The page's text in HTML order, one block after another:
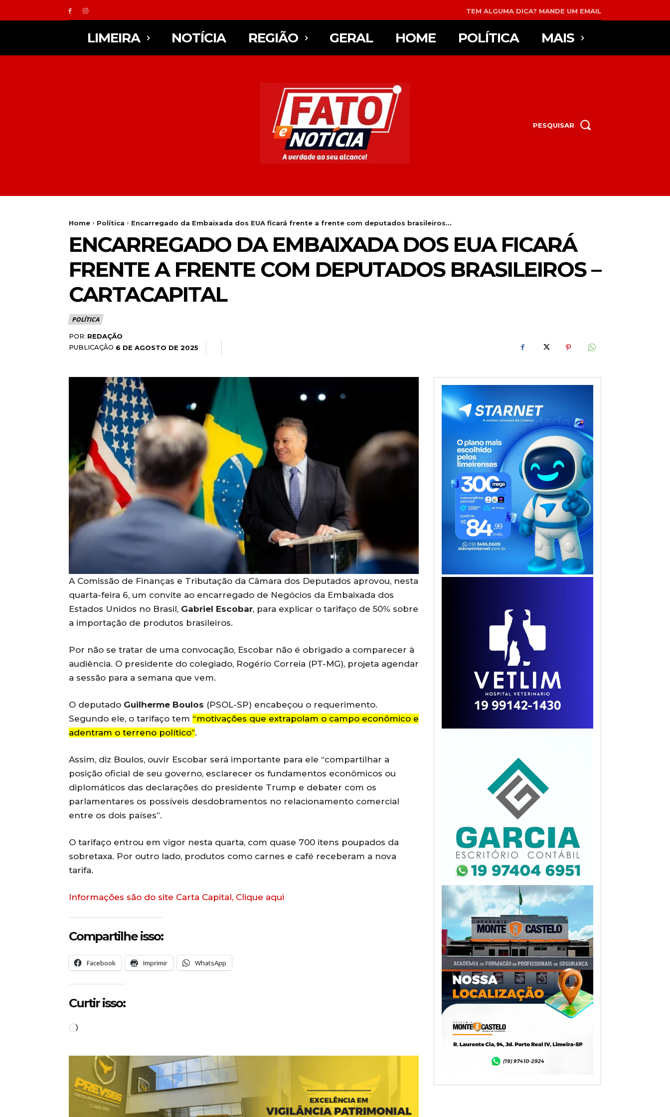
TEM ALGUMA DICA? MANDE UM EMAIL
LIMEIRA NOTÍCIA REGIÃO GERAL HOME POLÍTICA MAIS
PESQUISAR
Home Política Encarregado da Embaixada dos EUA ficará frente a frente com deputados brasileiros...
ENCARREGADO DA EMBAIXADA DOS EUA FICARÁ
FRENTE A FRENTE COM DEPUTADOS BRASILEIROS –
CARTACAPITAL
POLÍTICA
POR: REDAÇÃO
PUBLICAÇÃO 6 DE AGOSTO DE 2025
A Comissão de Finanças e Tributação da Câmara dos Deputados aprovou, nesta
quarta-feira 6, um convite ao encarregado de Negócios da Embaixada dos
Estados Unidos no Brasil, Gabriel Escobar, para explicar o tarifaço de 50% sobre
a importação de produtos brasileiros.
Por não se tratar de uma convocação, Escobar não é obrigado a comparecer à
audiência. O presidente do colegiado, Rogério Correia (PT-MG), projeta agendar
a sessão para a semana que vem.
O deputado Guilherme Boulos (PSOL-SP) encabeçou o requerimento.
Segundo ele, o tarifaço tem “motivações que extrapolam o campo econômico e
adentram o terreno político”.
Assim, diz Boulos, ouvir Escobar será importante para ele “compartilhar a
posição oficial de seu governo, esclarecer os fundamentos econômicos ou
diplomáticos das declarações do presidente Trump e debater com os
parlamentares os possíveis desdobramentos no relacionamento comercial
entre os dois países”.
O tarifaço entrou em vigor nesta quarta, com quase 700 itens poupados da
sobretaxa. Por outro lado, produtos como carnes e café receberam a nova
tarifa.
Informações são do site Carta Capital, Clique aqui
Compartilhe isso:
Facebook Imprimir WhatsApp
Curtir isso:
C
r
e
g